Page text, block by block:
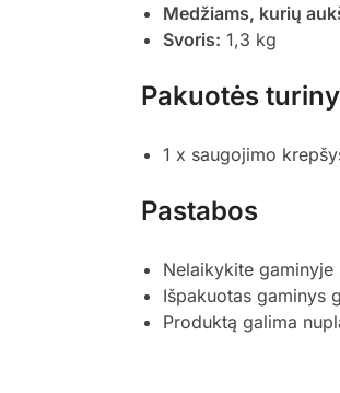
Medžiams, kurių
Svoris: 1,3 kg
Pakuotės
1 x saugojimo
Pastabos
Nelaikykite
Išpakuotas gaminys
Produktą galima